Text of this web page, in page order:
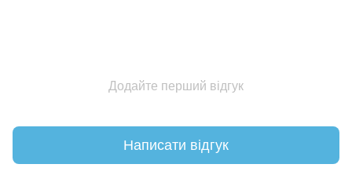
Додайте перший відгук
Написати відгук